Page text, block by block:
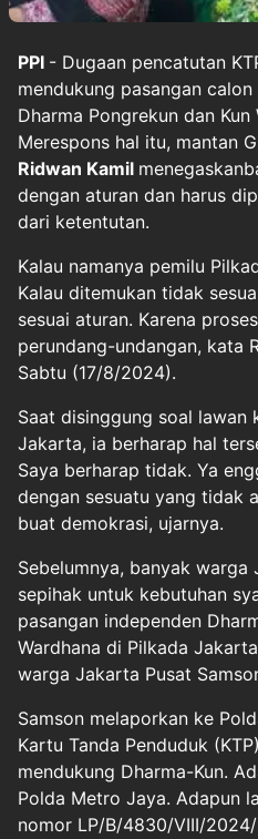
PPI - Dugaan pencatutan
mendukung pasangan
Dharma Pongrekun dan
Merespons hal itu, mantan
Ridwan Kamil
dengan aturan dan harus
dari ketentutan.
Kalau namanya pemilu
Kalau ditemukan tidak
sesuai aturan. Karena
perundang-undangan, kata
Sabtu (17/8/2024).
Saat disinggung soal
Jakarta, ia berharap hal
Saya berharap tidak. Ya
dengan sesuatu yang tidak
buat demokrasi, ujarnya.
Sebelumnya, banyak
sepihak untuk kebutuhan
pasangan independen
Wardhana di Pilkada
warga Jakarta Pusat
Samson melaporkan ke
Kartu Tanda Penduduk
mendukung Dharma-Kun.
Polda Metro Jaya. Adapun
nomor LP/B/4830/VIII/2024/